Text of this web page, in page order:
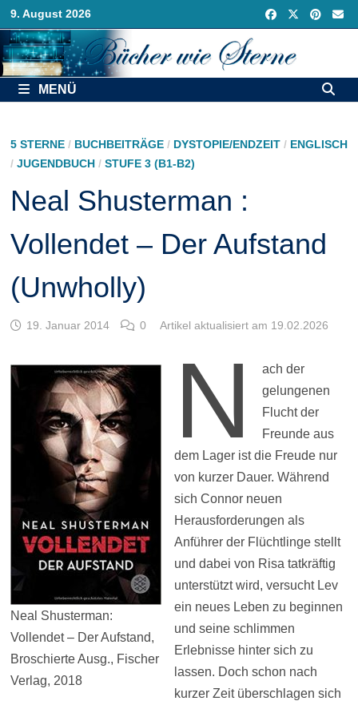
Zurück
zum
Inhalt
9. August 2026
MENÜ
5 STERNE/ BUCHBEITRÄGE/ DYSTOPIE/ENDZEIT/ ENGLISCH
/ JUGENDBUCH/ STUFE 3 (B1-B2)
Neal Shusterman :
Vollendet – Der Aufstand
(Unwholly)
19. Januar 2014 0 Artikel aktualisiert am 19.02.2026
Neal Shusterman:
Vollendet – Der Aufstand,
Broschierte Ausg., Fischer
Verlag, 2018
N
ach der
gelungenen
Flucht der
Freunde aus
dem Lager ist die Freude nur
von kurzer Dauer. Während
sich Connor neuen
Herausforderungen als
Anführer der Flüchtlinge stellt
und dabei von Risa tatkräftig
unterstützt wird, versucht Lev
ein neues Leben zu beginnen
und seine schlimmen
Erlebnisse hinter sich zu
lassen. Doch schon nach
kurzer Zeit überschlagen sich